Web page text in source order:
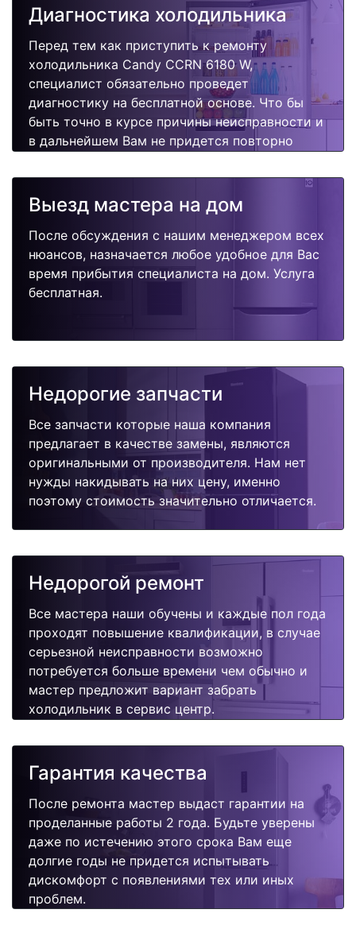
Диагностика холодильника
Перед тем как приступить к ремонту
холодильника Candy CCRN 6180 W,
специалист обязательно проведет
диагностику на бесплатной основе. Что бы
быть точно в курсе причины неисправности и
в дальнейшем Вам не придется повторно
поломок.
Выезд мастера на дом
После обсуждения с нашим менеджером всех
нюансов, назначается любое удобное для Вас
время прибытия специалиста на дом. Услуга
бесплатная.
Недорогие запчасти
Все запчасти которые наша компания
предлагает в качестве замены, являются
оригинальными от производителя. Нам нет
нужды накидывать на них цену, именно
поэтому стоимость значительно отличается.
Недорогой ремонт
Все мастера наши обучены и каждые пол года
проходят повышение квалификации, в случае
серьезной неисправности возможно
потребуется больше времени чем обычно и
мастер предложит вариант забрать
холодильник в сервис центр.
Гарантия качества
После ремонта мастер выдаст гарантии на
проделанные работы 2 года. Будьте уверены
даже по истечению этого срока Вам еще
долгие годы не придется испытывать
дискомфорт с появлениями тех или иных
проблем.